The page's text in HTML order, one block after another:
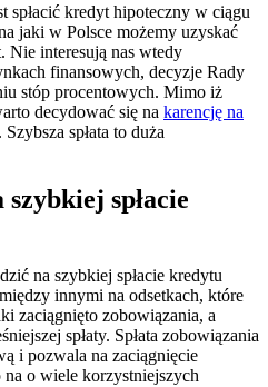
spłacić kredyt hipoteczny w ciągu
jaki w Polsce możemy uzyskać
Nie interesują nas wtedy
finansowych, decyzje Rady
stóp procentowych. Mimo iż
decydować się na karencję na
. Szybsza spłata to duża
szybkiej spłacie
na szybkiej spłacie kredytu
innymi na odsetkach, które
zaciągnięto zobowiązania, a
spłaty. Spłata zobowiązania
i pozwala na zaciągnięcie
o wiele korzystniejszych